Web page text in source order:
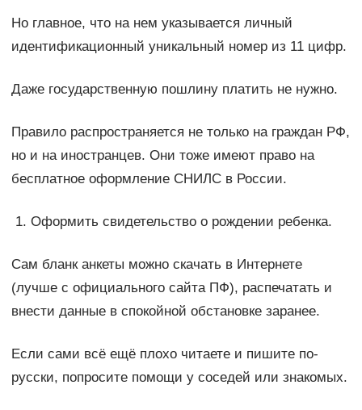
Но главное, что на нем указывается личный
идентификационный уникальный номер из 11 цифр.
Даже государственную пошлину платить не нужно.
Правило распространяется не только на граждан РФ,
но и на иностранцев. Они тоже имеют право на
бесплатное оформление СНИЛС в России.
Оформить свидетельство о рождении ребенка.
Сам бланк анкеты можно скачать в Интернете
(лучше с официального сайта ПФ), распечатать и
внести данные в спокойной обстановке заранее.
Если сами всё ещё плохо читаете и пишите по-
русски, попросите помощи у соседей или знакомых.